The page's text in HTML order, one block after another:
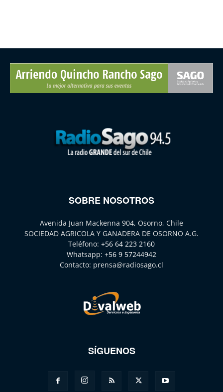
SOBRE NOSOTROS
Avenida Juan Mackenna 904, Osorno, Chile
SOCIEDAD AGRICOLA Y GANADERA DE OSORNO A.G.
Teléfono: +56 64 223 2160
Whatsapp: +56 9 57244942
Contacto: prensa@radiosago.cl
SÍGUENOS